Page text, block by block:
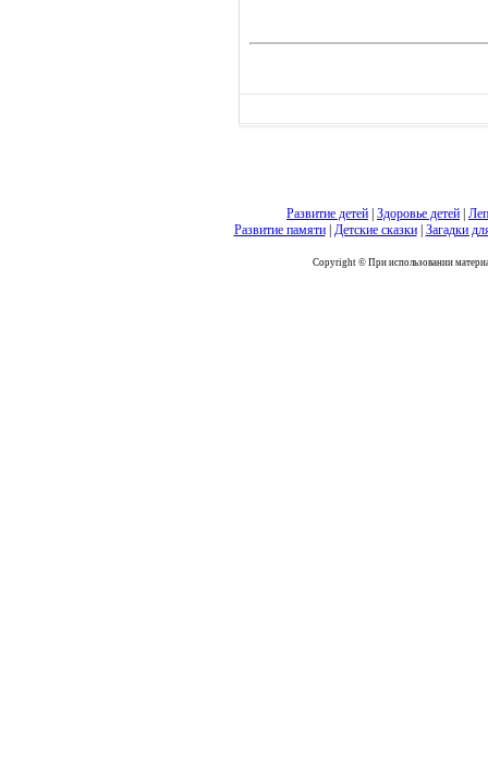
Развитие детей Здоровье детей
Развитие памяти| Детские сказки| Загадки
Copyright © При использовании